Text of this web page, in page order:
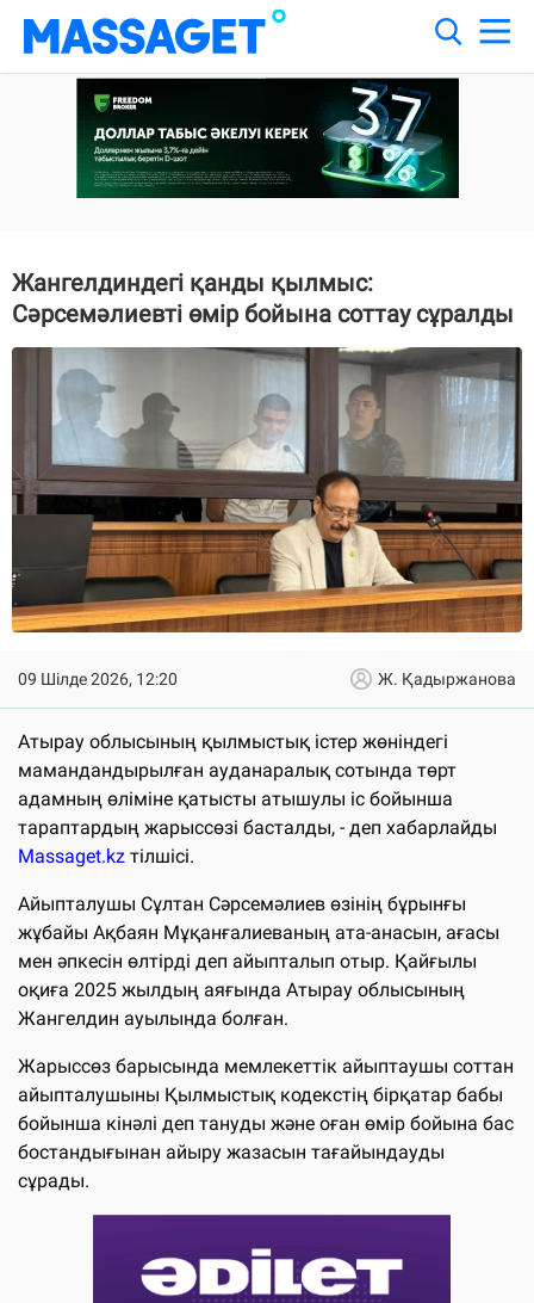
Жангелдиндегі қанды қылмыс:
Сәрсемәлиевті өмір бойына соттау сұралды
09 Шілде 2026, 12:20 Ж. Қадыржанова
Атырау облысының қылмыстық істер жөніндегі
мамандандырылған ауданаралық сотында төрт
адамның өліміне қатысты атышулы іс бойынша
тараптардың жарыссөзі басталды, - деп хабарлайды
Massaget.kz тілшісі.
Айыпталушы Сұлтан Сәрсемәлиев өзінің бұрынғы
жұбайы Ақбаян Мұқанғалиеваның ата-анасын, ағасы
мен әпкесін өлтірді деп айыпталып отыр. Қайғылы
оқиға 2025 жылдың аяғында Атырау облысының
Жангелдин ауылында болған.
Жарыссөз барысында мемлекеттік айыптаушы соттан
айыпталушыны Қылмыстық кодекстің бірқатар бабы
бойынша кінәлі деп тануды және оған өмір бойына бас
бостандығынан айыру жазасын тағайындауды
сұрады.